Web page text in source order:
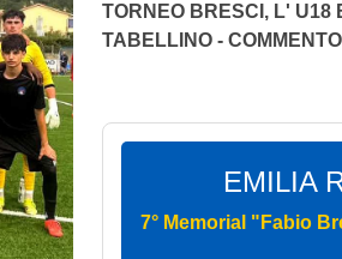
TORNEO BRESCI, L' U18
TABELLINO -
EMILIA
7° Memorial "Fabio